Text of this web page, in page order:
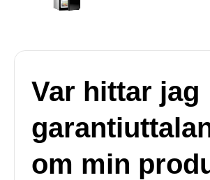
Var hittar jag
om min